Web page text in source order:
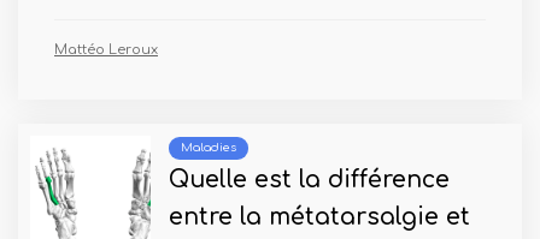
Mattéo Leroux
Maladies
Quelle est la différence
entre la métatarsalgie et